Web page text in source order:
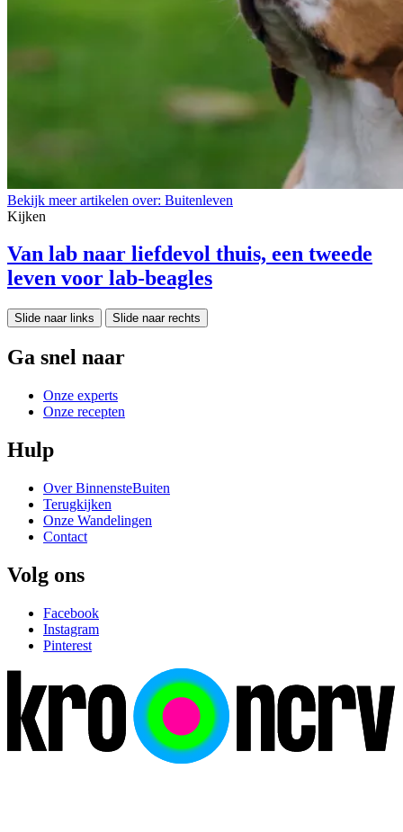
Bekijk meer artikelen over: Buitenleven
Kijken
Van lab naar liefdevol thuis, een tweede
leven voor lab-beagles
Slide naar links Slide naar rechts
Ga snel naar
Onze experts
Onze recepten
Hulp
Over BinnensteBuiten
Terugkijken
Onze Wandelingen
Contact
Volg ons
Facebook
Instagram
Pinterest